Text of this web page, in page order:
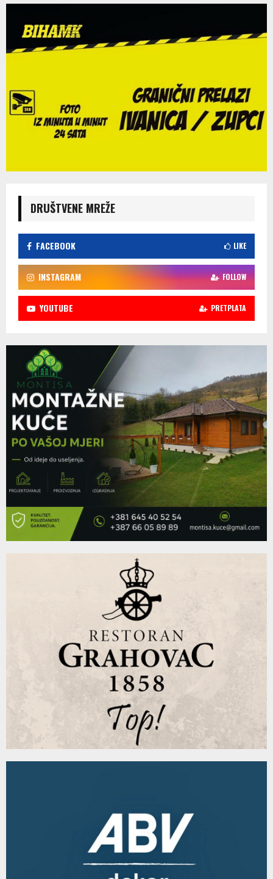
DRUŠTVENE MREŽE
FACEBOOK LIKE
INSTAGRAM FOLLOW
YOUTUBE PRETPLATA